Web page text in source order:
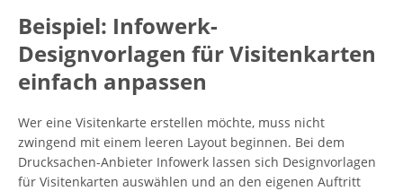
Beispiel: Infowerk-
Designvorlagen für Visitenkarten
einfach anpassen
Wer eine Visitenkarte erstellen möchte, muss nicht
zwingend mit einem leeren Layout beginnen. Bei dem
Drucksachen-Anbieter Infowerk lassen sich Designvorlagen
für Visitenkarten auswählen und an den eigenen Auftritt